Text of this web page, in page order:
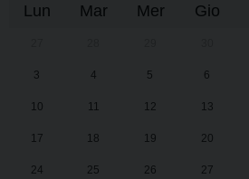
Lun
Mar Mer Gio
3 4 5 6
10 11 12 13
17 18 19 20
24 25 26 27